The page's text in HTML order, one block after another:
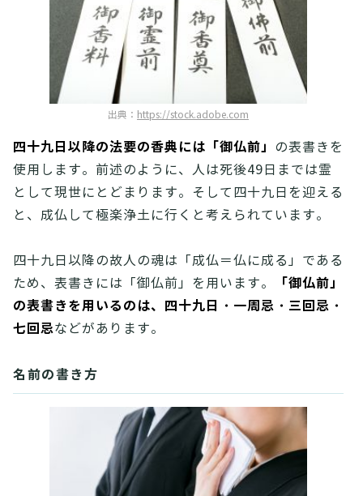
出典： https://stock.adobe.com
四十九日以降の法要の香典には「御仏前」
の表書きを
使用します。前述のように、人は死後49日までは霊
として現世にとどまります。そして四十九日を迎える
と、成仏して極楽浄土に行くと考えられています。
四十九日以降の故人の魂は「成仏＝仏に成る」である
ため、表書きには「御仏前」を用います。
「御仏前」
の表書きを用いるのは、四十九日・一周忌・三回忌・
七回忌などがあります。
名前の書き方